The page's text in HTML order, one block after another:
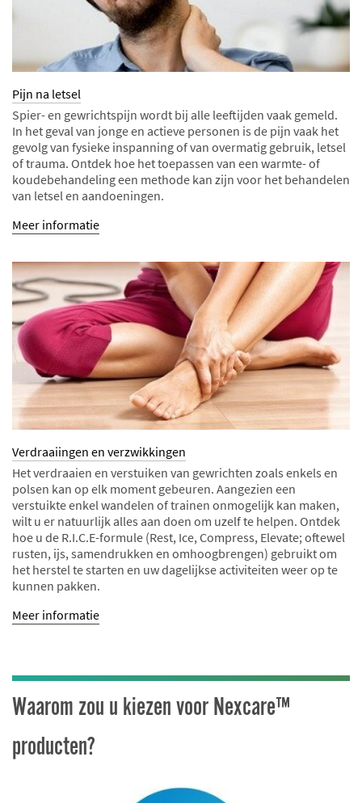
Pijn na letsel
Spier- en gewrichtspijn wordt bij alle leeftijden vaak gemeld.
In het geval van jonge en actieve personen is de pijn vaak het
gevolg van fysieke inspanning of van overmatig gebruik, letsel
of trauma. Ontdek hoe het toepassen van een warmte- of
koudebehandeling een methode kan zijn voor het behandelen
van letsel en aandoeningen.
Meer informatie
Verdraaiingen en verzwikkingen
Het verdraaien en verstuiken van gewrichten zoals enkels en
polsen kan op elk moment gebeuren. Aangezien een
verstuikte enkel wandelen of trainen onmogelijk kan maken,
wilt u er natuurlijk alles aan doen om uzelf te helpen. Ontdek
hoe u de R.I.C.E-formule (Rest, Ice, Compress, Elevate; oftewel
rusten, ijs, samendrukken en omhoogbrengen) gebruikt om
het herstel te starten en uw dagelijkse activiteiten weer op te
kunnen pakken.
Meer informatie
Waarom zou u kiezen voor Nexcare™
producten?